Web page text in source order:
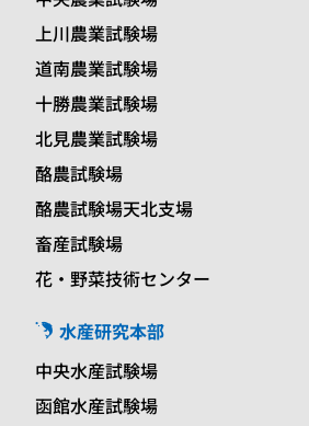
上川農業試験場
道南農業試験場
十勝農業試験場
北見農業試験場
酪農試験場
酪農試験場天北支場
畜産試験場
花・野菜技術センター
水産研究本部
中央水産試験場
函館水産試験場